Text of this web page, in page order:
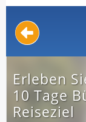
Erleben
10 Tage
Reiseziel